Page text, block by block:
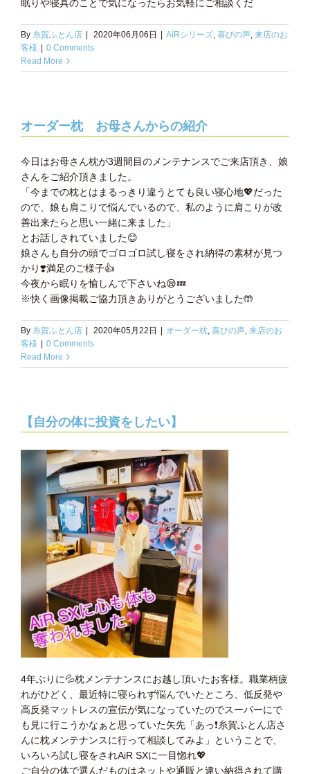
眠りや寝具のことで気になったらお気軽にご相談くだ
By 糸賀ふとん店 2020年06月06日 AiRシリーズ, 喜びの声, 来店のお
客様
0 Comments
Read More
オーダー枕 お母さんからの紹介
今日はお母さん枕が3週間目のメンテナンスでご来店頂き、娘
さんをご紹介頂きました。
「今までの枕とはまるっきり違うとても良い寝心地💖だった
ので、娘も肩こりで悩んでいるので、私のように肩こりが改
善出来たらと思い一緒に来ました」
とお話しされていました😊
娘さんも自分の頭でゴロゴロ試し寝をされ納得の素材が見つ
かり❣️満足のご様子👍
今夜から眠りを愉しんで下さいね😪💤
※快く画像掲載ご協力頂きありがとうございました🤲
By 糸賀ふとん店 2020年05月22日 オーダー枕, 喜びの声, 来店のお
客様
0 Comments
Read More
【自分の体に投資をしたい】
4年ぶりに💦枕メンテナンスにお越し頂いたお客様。職業柄疲
れがひどく、最近特に寝られず悩んでいたところ、低反発や
高反発マットレスの宣伝が気になっていたのでスーパーにで
も見に行こうかなぁと思っていた矢先「あっ❗️糸賀ふとん店さ
んに枕メンテナンスに行って相談してみよ」ということで、
いろいろ試し寝をされAiR SXに一目惚れ💖
ご自分の体で選んだものはネットや通販と違い納得されて購